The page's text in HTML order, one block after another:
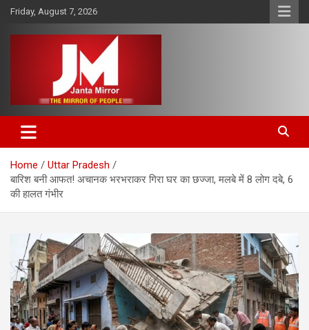
Skip
content
Friday, August 7, 2026
Janta Mirror
Home
Uttar Pradesh
बारिश बनी आफत! अचानक भरभराकर गिरा घर का छज्जा, मलबे में 8 लोग दबे, 6
की हालत गंभीर